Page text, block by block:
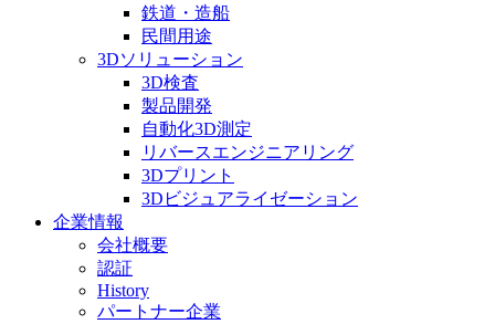
鉄道・造船
民間用途
3Dソリューション
3D検査
製品開発
自動化3D測定
リバースエンジニアリング
3Dプリント
3Dビジュアライゼーション
企業情報
会社概要
認証
History
パートナー企業